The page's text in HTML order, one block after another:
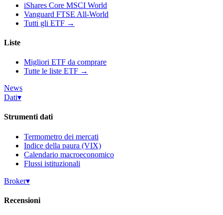
iShares Core MSCI World
Vanguard FTSE All-World
Tutti gli ETF →
Liste
Migliori ETF da comprare
Tutte le liste ETF →
News
Dati▾
Strumenti dati
Termometro dei mercati
Indice della paura (VIX)
Calendario macroeconomico
Flussi istituzionali
Broker▾
Recensioni